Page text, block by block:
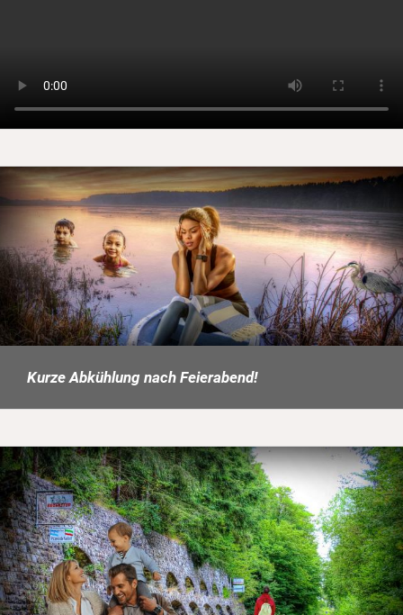
Kurze Abkühlung nach Feierabend!